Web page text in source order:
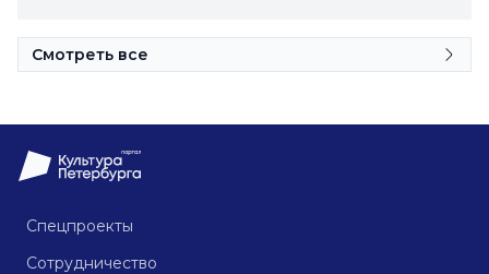
Смотреть все
Спецпроекты
Сотрудничество